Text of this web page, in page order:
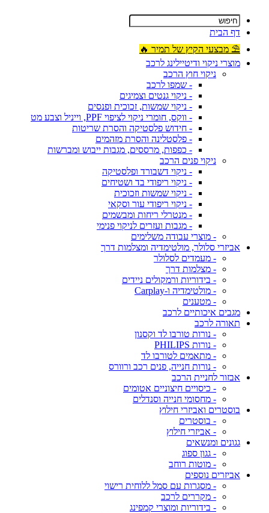
דף הבית
⛱ מבצעי הקיץ של תמיר 🔥
מוצרי ניקוי ודיטיילינג לרכב
ניקוי חוץ הרכב
- שמפו לרכב
- ניקוי גנטים וצמיגים
- ניקוי שמשות, זכוכית ופנסים
- ווקס, חומרי ניקוי לציפוי PPF, וייניל וצבע מט
- חידוש פלסטיקה והסרת שריטות
- פלסטלינה והסרת מזהמים
- כפפות, מרססים, מגבות ייבוש ומברשות
ניקוי פנים הרכב
- ניקוי דשבורד ופלסטיקה
- ניקוי ריפודי בד ושטיחים
- ניקוי שמשות וזכוכית
- ניקוי ריפודי עור וסקאי
- מנטרלי ריחות ומבשמים
- מגבות ועזרים לניקוי פנימי
- מוצרי עבודה משלימים
אביזרי סלולר, מולטימדיה ומצלמות דרך
- מעמדים לסלולר
- מצלמות דרך
- בידוריות ורמקולים ניידים
- מולטימדיה ו-Carplay
- מטענים
מגבים איכותיים לרכב
תאורה לרכב
- נורות טורבו לד וקסנון
- נורות PHILIPS
- מתאמים לטורבו לד
- נורות חנייה, פנים רכב ורוורס
אבזור לחניית הרכב
- כיסויים חיצוניים אטומים
- מחסומי חנייה וסנדלים
בוסטרים ואביזרי חילוץ
- בוסטרים
- אביזרי חילוץ
גגונים ומנשאים
- גגון ספוג
- מוטות רוחב
אביזרים נוספים
- מסגרות עם סמל ללוחית רישוי
- מקררים לרכב
- בידוריות ומוצרי קמפינג